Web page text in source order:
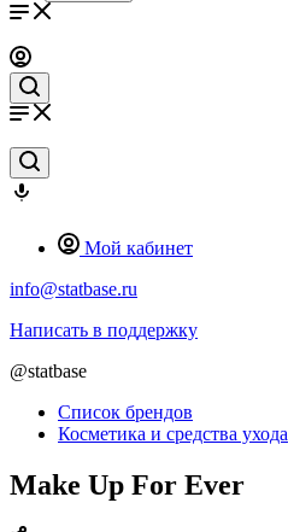
Мой кабинет
info@statbase.ru
Написать в поддержку
@statbase
Список брендов
Косметика и средства ухода
Make Up For Ever